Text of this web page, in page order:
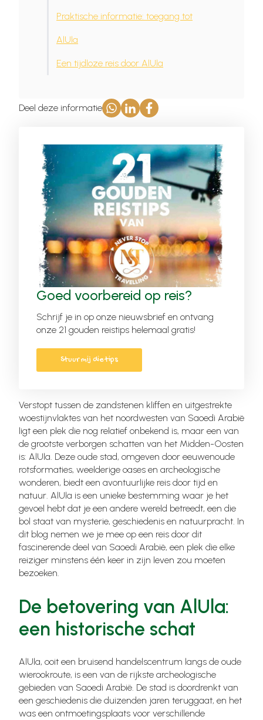
Praktische informatie: toegang tot
AlUla
Een tijdloze reis door AlUla
Deel deze informatie
Goed voorbereid op reis?
Schrijf je in op onze nieuwsbrief en ontvang
onze 21 gouden reistips helemaal gratis!
Stuur mij die tips
Verstopt tussen de zandstenen kliffen en uitgestrekte
woestijnvlaktes van het noordwesten van Saoedi Arabië
ligt een plek die nog relatief onbekend is, maar een van
de grootste verborgen schatten van het Midden-Oosten
is: AlUla. Deze oude stad, omgeven door eeuwenoude
rotsformaties, weelderige oases en archeologische
wonderen, biedt een avontuurlijke reis door tijd en
natuur. AlUla is een unieke bestemming waar je het
gevoel hebt dat je een andere wereld betreedt, een die
bol staat van mysterie, geschiedenis en natuurpracht. In
dit blog nemen we je mee op een reis door dit
fascinerende deel van Saoedi Arabië, een plek die elke
reiziger minstens één keer in zijn leven zou moeten
bezoeken.
De betovering van AlUla:
een historische schat
AlUla, ooit een bruisend handelscentrum langs de oude
wierookroute, is een van de rijkste archeologische
gebieden van Saoedi Arabië. De stad is doordrenkt van
een geschiedenis die duizenden jaren teruggaat, en het
was een ontmoetingsplaats voor verschillende